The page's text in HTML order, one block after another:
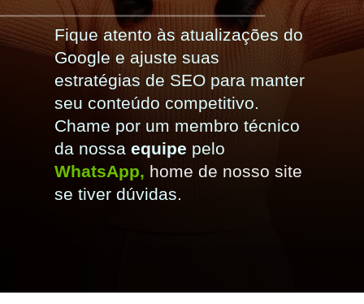
Fique atento às atualizações do
Google e ajuste suas
estratégias de SEO para manter
seu conteúdo competitivo.
Chame por um membro técnico
da nossa equipe pelo
WhatsApp, home de nosso site
se tiver dúvidas.